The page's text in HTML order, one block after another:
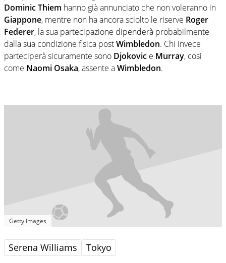
Dominic Thiem hanno già annunciato che non voleranno in
Giappone, mentre non ha ancora sciolto le riserve Roger
Federer, la sua partecipazione dipenderà probabilmente
dalla sua condizione fisica postWimbledon. Chi invece
parteciperà sicuramente sono Djokovic e Murray, cosi
come Naomi Osaka, assente aWimbledon.
Getty Images
Serena Williams Tokyo